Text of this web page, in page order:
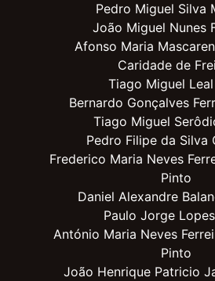
Pedro Miguel Silva
João Miguel Nunes
Afonso Maria
Caridade de
Tiago Miguel
Bernardo Gonçalves
Tiago Miguel
Pedro Filipe da Silva
Frederico Maria Neves
Pinto
Daniel Alexandre
Paulo Jorge
António Maria Neves
Pinto
João Henrique Patricio